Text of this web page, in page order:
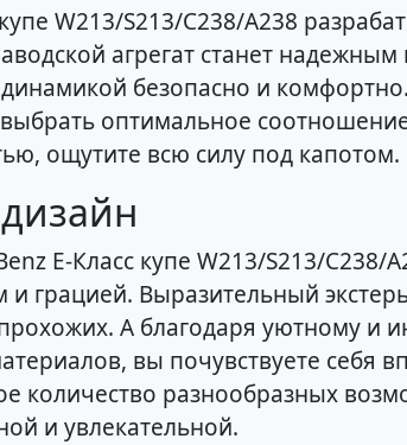
W213/S213/C238/A238
агрегат станет
динамикой безопасно и
выбрать оптимальное
ощутите всю силу под капотом.
E-Класс купе W213/S213/
и грацией. Выразительный
А благодаря уютному и
вы почувствуете себя
количество разнообразных
и увлекательной.